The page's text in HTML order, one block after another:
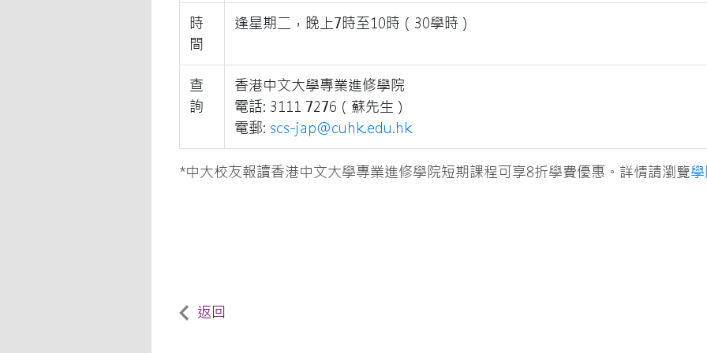
時
間
逢星期二，晚上7時至10時（30學時）
查
詢
香港中文大學專業進修學院
電話: 3111 7276（蘇先生）
電郵: scs-jap@cuhk.edu.hk
*中大校友報讀香港中文大學專業進修學院短期課程可享8折學費優惠。詳情請瀏覽
返回